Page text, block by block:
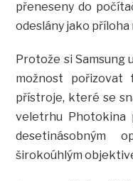
přeneseny do
odeslány jako příloha
Protože si Samsung
možnost
přístroje, které se
veletrhu
desetinásobným
širokoúhlým